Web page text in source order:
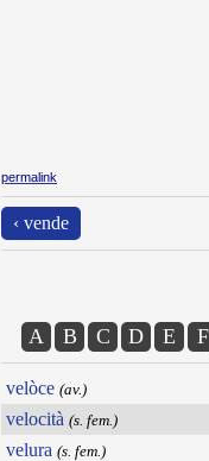
permalink
‹ vende
A B C D E F
velòce (av.)
velocità (s. fem.)
velura (s. fem.)